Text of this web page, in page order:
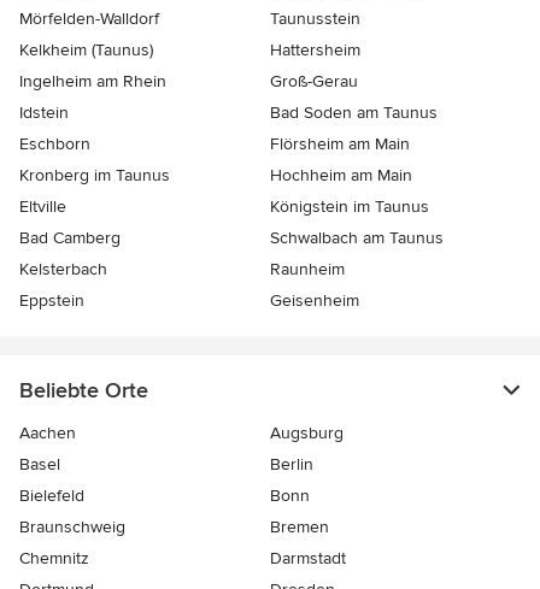
Mörfelden-Walldorf
Taunusstein
Kelkheim (Taunus)
Hattersheim
Ingelheim am Rhein
Groß-Gerau
Idstein
Bad Soden am Taunus
Eschborn
Flörsheim am Main
Kronberg im Taunus
Hochheim am Main
Eltville
Königstein im Taunus
Bad Camberg
Schwalbach am Taunus
Kelsterbach
Raunheim
Eppstein
Geisenheim
Beliebte Orte
Aachen
Augsburg
Basel
Berlin
Bielefeld
Bonn
Braunschweig
Bremen
Chemnitz
Darmstadt